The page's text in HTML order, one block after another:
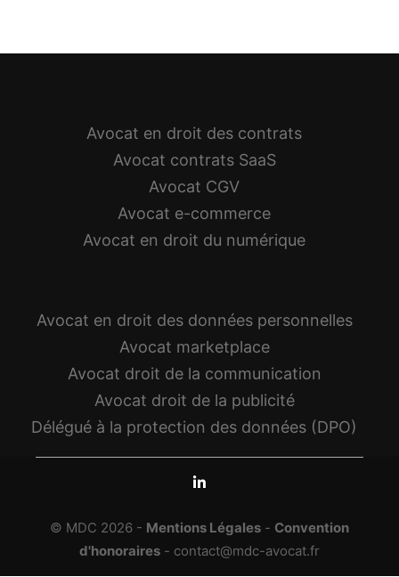
Avocat en droit des contrats
Avocat contrats SaaS
Avocat CGV
Avocat e-commerce
Avocat en droit du numérique
Avocat en droit des données personnelles
Avocat marketplace
Avocat droit de la communication
Avocat droit de la publicité
Délégué à la protection des données (DPO)
© MDC 2026 - Mentions Légales - Convention
d'honoraires - contact@mdc-avocat.fr